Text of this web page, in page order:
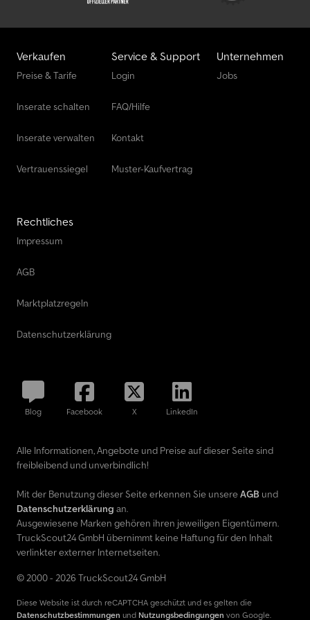
Verkaufen
Preise & Tarife
Inserate schalten
Inserate verwalten
Vertrauenssiegel
Service & Support
Login
FAQ/Hilfe
Kontakt
Muster-Kaufvertrag
Unternehmen
Jobs
Rechtliches
Impressum
AGB
Marktplatzregeln
Datenschutzerklärung
Blog Facebook X LinkedIn
Alle Informationen, Angebote und Preise auf dieser Seite sind
freibleibend und unverbindlich!
Mit der Benutzung dieser Seite erkennen Sie unsere AGB und
Datenschutzerklärung an.
Ausgewiesene Marken gehören ihren jeweiligen Eigentümern.
TruckScout24 GmbH übernimmt keine Haftung für den Inhalt
verlinkter externer Internetseiten.
© 2000 - 2026 TruckScout24 GmbH
Diese Website ist durch reCAPTCHA geschützt und es gelten die
Datenschutzbestimmungen und Nutzungsbedingungen von Google.